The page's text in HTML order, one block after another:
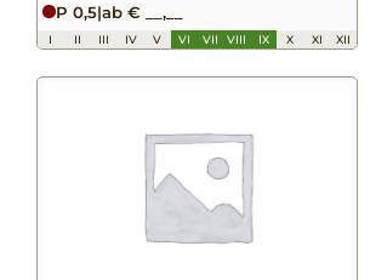
P 0,5|ab € __,__
I II III IV V VI VII VIII IX X XI XII